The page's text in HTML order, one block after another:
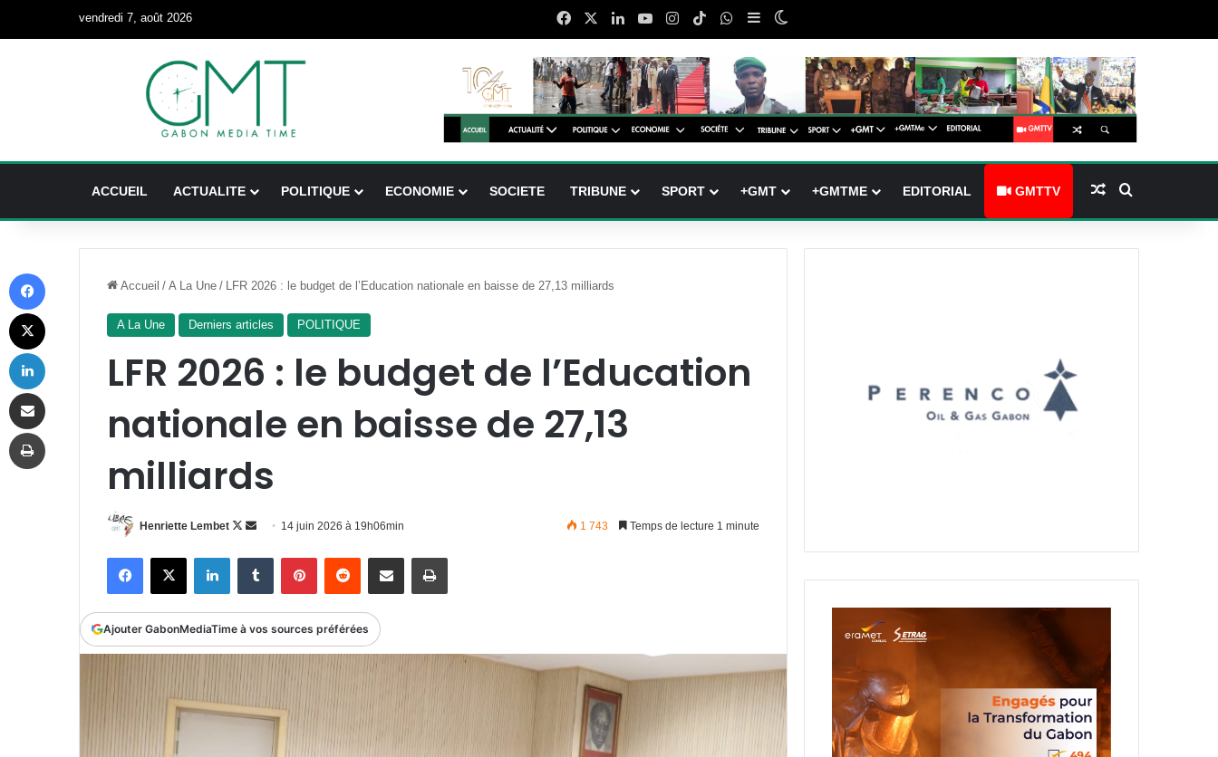
vendredi 7, août 2026 FacebookLinkedinYouTubeInstagram
TikTokWhatsApp
Sidebar (barre latérale)
ACCUEIL ACTUALITE POLITIQUE ECONOMIE SOCIETE TRIBUNE SPORT +GMT +GMTME EDITORIAL GMTTV Article Aléatoire
Accueil / A La Une / LFR 2026 : le budget de l’Education nationale en baisse de 27,13 milliards
A La Une Derniers articles POLITIQUE
LFR 2026 : le budget de l’Education
nationale en baisse de 27,13
milliards
Henriette Lembet
Follow
Envoyer
courriel
14 juin 2026 à 19h06min 1 743 Temps de lecture 1 minute
FacebookX LinkedinTumblr PinterestReddit Partager par email Imprimer
Ajouter GabonMediaTime à vos sources préférées